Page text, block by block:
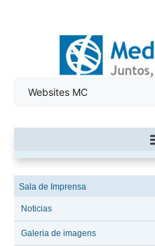
Sala de Imprensa
Noticias
Galeria de imagens